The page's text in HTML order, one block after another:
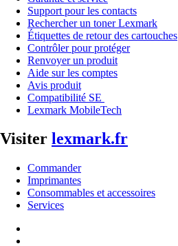
Support pour les contacts
Rechercher un toner Lexmark
Étiquettes de retour des cartouches
Contrôler pour protéger
Renvoyer un produit
Aide sur les comptes
Avis produit
Compatibilité SE
Lexmark MobileTech
Visiter lexmark.fr
Commander
Imprimantes
Consommables et accessoires
Services